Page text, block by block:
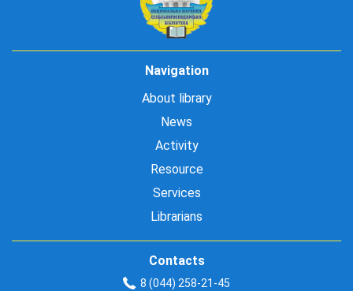
Navigation
About library
News
Activity
Resource
Services
Librarians
Contacts
8 (044) 258-21-45